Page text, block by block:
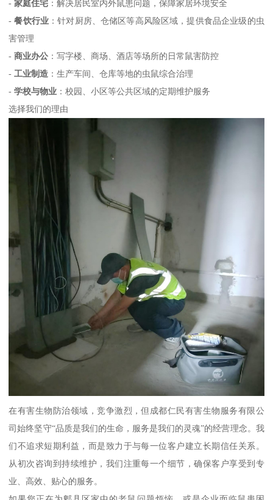
-家庭住宅 ：解决居民室内外鼠患问题，保障家居环境安全
-餐饮行业 ：针对厨房、仓储区等高风险区域，提供食品企业级的虫
害管理
-商业办公 ：写字楼、商场、酒店等场所的日常鼠害防控
-工业制造 ：生产车间、仓库等地的虫鼠综合治理
-学校与物业 ：校园、小区等公共区域的定期维护服务
选择我们的理由
在有害生物防治领域，竞争激烈，但成都仁民有害生物服务有限公
司始终坚守“品质是我们的生命，服务是我们的灵魂”的经营理念。我
们不追求短期利益，而是致力于与每一位客户建立长期信任关系。
从初次咨询到持续维护，我们注重每一个细节，确保客户享受到专
业、高效、贴心的服务。